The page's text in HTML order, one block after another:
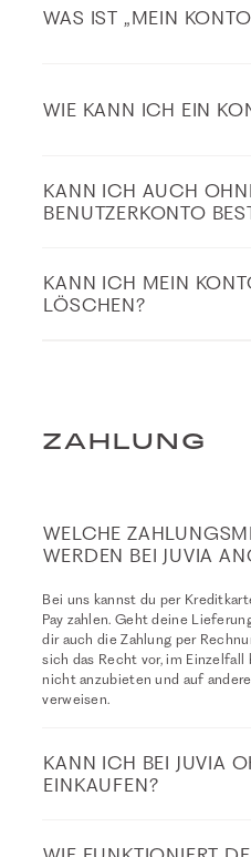
WAS IST „MEIN
WIE KANN ICH EIN
KANN ICH AUCH
BENUTZERKONTO
KANN ICH MEIN
LÖSCHEN?
ZAHLUNG
WELCHE
WERDEN BEI JUVIA
Bei uns kannst du per
Pay zahlen. Geht deine
dir auch die Zahlung per
sich das Recht vor, im
nicht anzubieten und auf
verweisen.
KANN ICH BEI JUVIA
EINKAUFEN?